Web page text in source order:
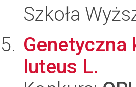
Szkoła
luteus L.